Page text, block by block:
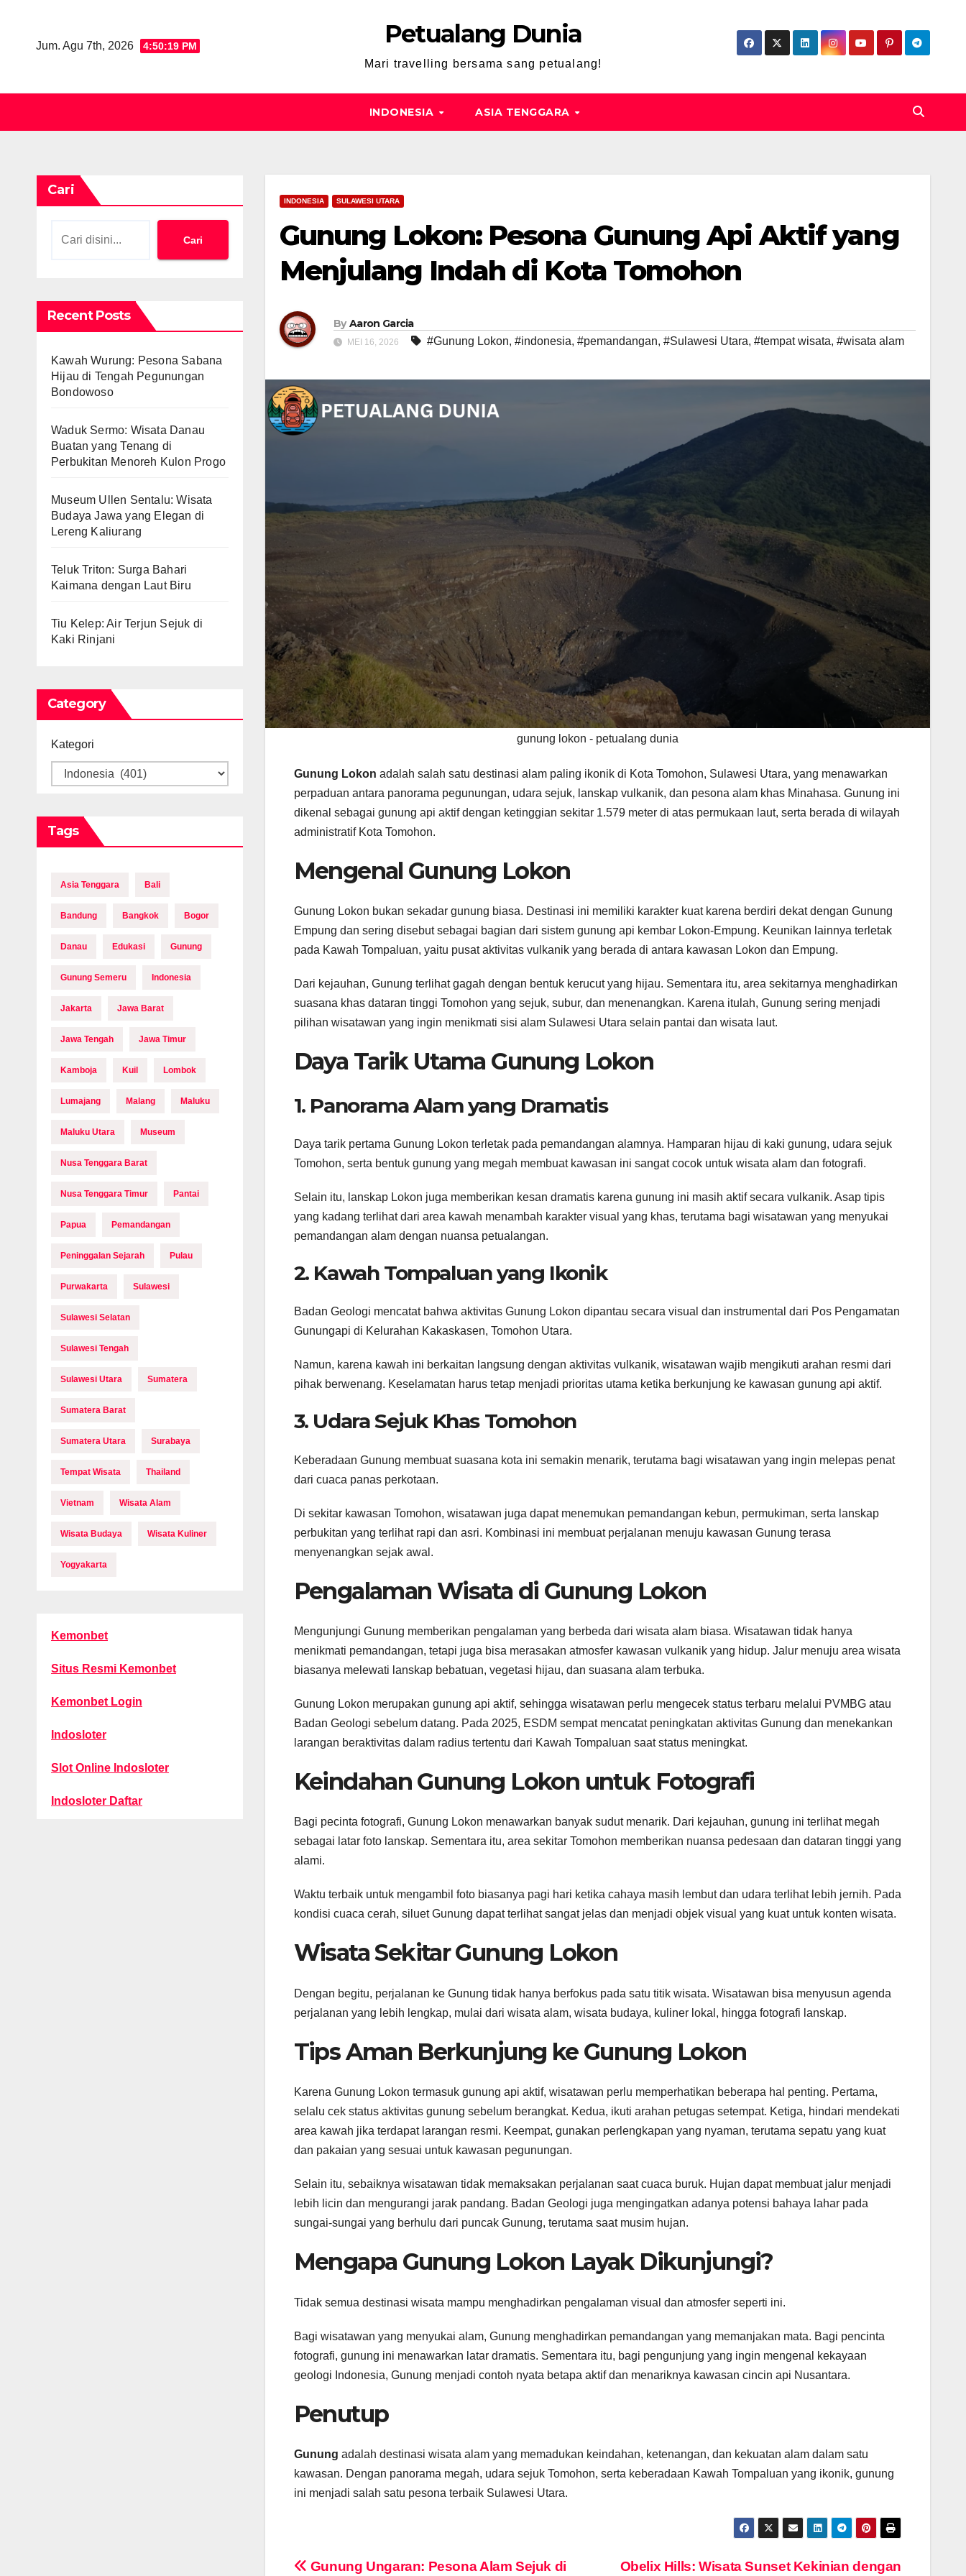
content
Jum. Agu 7th, 2026 4:50:20 PM Petualang Dunia
Mari travelling bersama sang petualang!
INDONESIA ASIA TENGGARA
Cari
Cari
Recent Posts
Kawah Wurung: Pesona Sabana
Hijau di Tengah Pegunungan
Bondowoso
Waduk Sermo: Wisata Danau
Buatan yang Tenang di
Perbukitan Menoreh Kulon Progo
Museum Ullen Sentalu: Wisata
Budaya Jawa yang Elegan di
Lereng Kaliurang
Teluk Triton: Surga Bahari
Kaimana dengan Laut Biru
Tiu Kelep: Air Terjun Sejuk di
Kaki Rinjani
Category
Kategori
Tags
Asia Tenggara Bali
Bandung Bangkok Bogor
Danau Edukasi Gunung
Gunung Semeru Indonesia
Jakarta Jawa Barat
Jawa Tengah Jawa Timur
Kamboja Kuil Lombok
Lumajang Malang Maluku
Maluku Utara Museum
Nusa Tenggara Barat
Nusa Tenggara Timur Pantai
Papua Pemandangan
Peninggalan Sejarah Pulau
Purwakarta Sulawesi
Sulawesi Selatan
Sulawesi Tengah
Sulawesi Utara Sumatera
Sumatera Barat
Sumatera Utara Surabaya
Tempat Wisata Thailand
Vietnam Wisata Alam
Wisata Budaya Wisata Kuliner
Yogyakarta
Kemonbet
Situs Resmi Kemonbet
Kemonbet Login
Indosloter
Slot Online Indosloter
Indosloter Daftar
INDONESIA SULAWESI UTARA
Gunung Lokon: Pesona Gunung Api Aktif yang
Menjulang Indah di Kota Tomohon
By Aaron Garcia
MEI 16, 2026 #Gunung Lokon, #indonesia, #pemandangan, #Sulawesi Utara, #tempat wisata, #wisata alam
gunung lokon - petualang dunia
Gunung Lokon adalah salah satu destinasi alam paling ikonik di Kota Tomohon, Sulawesi Utara, yang menawarkan
perpaduan antara panorama pegunungan, udara sejuk, lanskap vulkanik, dan pesona alam khas Minahasa. Gunung ini
dikenal sebagai gunung api aktif dengan ketinggian sekitar 1.579 meter di atas permukaan laut, serta berada di wilayah
administratif Kota Tomohon.
Mengenal Gunung Lokon
Gunung Lokon bukan sekadar gunung biasa. Destinasi ini memiliki karakter kuat karena berdiri dekat dengan Gunung
Empung dan sering disebut sebagai bagian dari sistem gunung api kembar Lokon-Empung. Keunikan lainnya terletak
pada Kawah Tompaluan, yaitu pusat aktivitas vulkanik yang berada di antara kawasan Lokon dan Empung.
Dari kejauhan, Gunung terlihat gagah dengan bentuk kerucut yang hijau. Sementara itu, area sekitarnya menghadirkan
suasana khas dataran tinggi Tomohon yang sejuk, subur, dan menenangkan. Karena itulah, Gunung sering menjadi
pilihan wisatawan yang ingin menikmati sisi alam Sulawesi Utara selain pantai dan wisata laut.
Daya Tarik Utama Gunung Lokon
1. Panorama Alam yang Dramatis
Daya tarik pertama Gunung Lokon terletak pada pemandangan alamnya. Hamparan hijau di kaki gunung, udara sejuk
Tomohon, serta bentuk gunung yang megah membuat kawasan ini sangat cocok untuk wisata alam dan fotografi.
Selain itu, lanskap Lokon juga memberikan kesan dramatis karena gunung ini masih aktif secara vulkanik. Asap tipis
yang kadang terlihat dari area kawah menambah karakter visual yang khas, terutama bagi wisatawan yang menyukai
pemandangan alam dengan nuansa petualangan.
2. Kawah Tompaluan yang Ikonik
Badan Geologi mencatat bahwa aktivitas Gunung Lokon dipantau secara visual dan instrumental dari Pos Pengamatan
Gunungapi di Kelurahan Kakaskasen, Tomohon Utara.
Namun, karena kawah ini berkaitan langsung dengan aktivitas vulkanik, wisatawan wajib mengikuti arahan resmi dari
pihak berwenang. Keselamatan harus tetap menjadi prioritas utama ketika berkunjung ke kawasan gunung api aktif.
3. Udara Sejuk Khas Tomohon
Keberadaan Gunung membuat suasana kota ini semakin menarik, terutama bagi wisatawan yang ingin melepas penat
dari cuaca panas perkotaan.
Di sekitar kawasan Tomohon, wisatawan juga dapat menemukan pemandangan kebun, permukiman, serta lanskap
perbukitan yang terlihat rapi dan asri. Kombinasi ini membuat perjalanan menuju kawasan Gunung terasa
menyenangkan sejak awal.
Pengalaman Wisata di Gunung Lokon
Mengunjungi Gunung memberikan pengalaman yang berbeda dari wisata alam biasa. Wisatawan tidak hanya
menikmati pemandangan, tetapi juga bisa merasakan atmosfer kawasan vulkanik yang hidup. Jalur menuju area wisata
biasanya melewati lanskap bebatuan, vegetasi hijau, dan suasana alam terbuka.
Gunung Lokon merupakan gunung api aktif, sehingga wisatawan perlu mengecek status terbaru melalui PVMBG atau
Badan Geologi sebelum datang. Pada 2025, ESDM sempat mencatat peningkatan aktivitas Gunung dan menekankan
larangan beraktivitas dalam radius tertentu dari Kawah Tompaluan saat status meningkat.
Keindahan Gunung Lokon untuk Fotografi
Bagi pecinta fotografi, Gunung Lokon menawarkan banyak sudut menarik. Dari kejauhan, gunung ini terlihat megah
sebagai latar foto lanskap. Sementara itu, area sekitar Tomohon memberikan nuansa pedesaan dan dataran tinggi yang
alami.
Waktu terbaik untuk mengambil foto biasanya pagi hari ketika cahaya masih lembut dan udara terlihat lebih jernih. Pada
kondisi cuaca cerah, siluet Gunung dapat terlihat sangat jelas dan menjadi objek visual yang kuat untuk konten wisata.
Wisata Sekitar Gunung Lokon
Dengan begitu, perjalanan ke Gunung tidak hanya berfokus pada satu titik wisata. Wisatawan bisa menyusun agenda
perjalanan yang lebih lengkap, mulai dari wisata alam, wisata budaya, kuliner lokal, hingga fotografi lanskap.
Tips Aman Berkunjung ke Gunung Lokon
Karena Gunung Lokon termasuk gunung api aktif, wisatawan perlu memperhatikan beberapa hal penting. Pertama,
selalu cek status aktivitas gunung sebelum berangkat. Kedua, ikuti arahan petugas setempat. Ketiga, hindari mendekati
area kawah jika terdapat larangan resmi. Keempat, gunakan perlengkapan yang nyaman, terutama sepatu yang kuat
dan pakaian yang sesuai untuk kawasan pegunungan.
Selain itu, sebaiknya wisatawan tidak memaksakan perjalanan saat cuaca buruk. Hujan dapat membuat jalur menjadi
lebih licin dan mengurangi jarak pandang. Badan Geologi juga mengingatkan adanya potensi bahaya lahar pada
sungai-sungai yang berhulu dari puncak Gunung, terutama saat musim hujan.
Mengapa Gunung Lokon Layak Dikunjungi?
Tidak semua destinasi wisata mampu menghadirkan pengalaman visual dan atmosfer seperti ini.
Bagi wisatawan yang menyukai alam, Gunung menghadirkan pemandangan yang memanjakan mata. Bagi pencinta
fotografi, gunung ini menawarkan latar dramatis. Sementara itu, bagi pengunjung yang ingin mengenal kekayaan
geologi Indonesia, Gunung menjadi contoh nyata betapa aktif dan menariknya kawasan cincin api Nusantara.
Penutup
Gunung adalah destinasi wisata alam yang memadukan keindahan, ketenangan, dan kekuatan alam dalam satu
kawasan. Dengan panorama megah, udara sejuk Tomohon, serta keberadaan Kawah Tompaluan yang ikonik, gunung
ini menjadi salah satu pesona terbaik Sulawesi Utara.
Obelix Hills: Wisata Sunset Kekinian dengan
Gunung Ungaran: Pesona Alam Sejuk di